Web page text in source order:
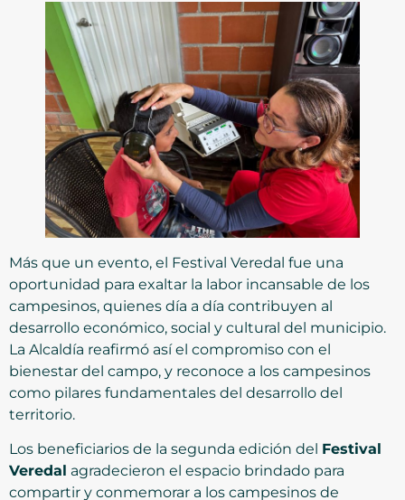
Más que un evento, el Festival Veredal fue una
oportunidad para exaltar la labor incansable de los
campesinos, quienes día a día contribuyen al
desarrollo económico, social y cultural del municipio.
La Alcaldía reafirmó así el compromiso con el
bienestar del campo, y reconoce a los campesinos
como pilares fundamentales del desarrollo del
territorio.
Los beneficiarios de la segunda edición del Festival
Veredal agradecieron el espacio brindado para
compartir y conmemorar a los campesinos de